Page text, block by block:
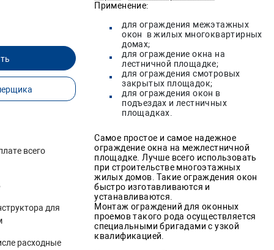
всего
для
расходные
Применение:
для ограждения межэтажных
окон в жилых многоквартирных
домах;
для ограждение окна на
лестничной площадке;
для ограждения смотровых
закрытых площадок;
для ограждения окон в
подъездах и лестничных
площадках.
Самое простое и самое надежное
ограждение окна на межлестничной
площадке. Лучше всего использовать
при строительстве многоэтажных
жилых домов. Такие ограждения окон
быстро изготавливаются и
устанавливаются.
Монтаж ограждений для оконных
проемов такого рода осуществляется
специальными бригадами с узкой
квалификацией.